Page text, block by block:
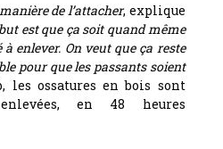
de l’attacher, explique
est que ça soit quand même
enlever. On veut que ça reste
pour que les passants soient
les ossatures en bois sont
en 48 heures